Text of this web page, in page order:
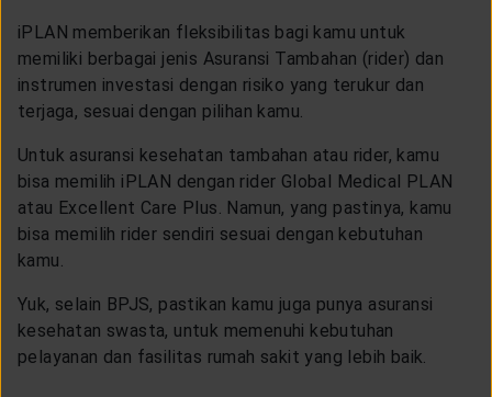
iPLAN memberikan fleksibilitas bagi kamu untuk
memiliki berbagai jenis Asuransi Tambahan (rider) dan
instrumen investasi dengan risiko yang terukur dan
terjaga, sesuai dengan pilihan kamu.
Untuk asuransi kesehatan tambahan atau rider, kamu
bisa memilih iPLAN dengan rider Global Medical PLAN
atau Excellent Care Plus. Namun, yang pastinya, kamu
bisa memilih rider sendiri sesuai dengan kebutuhan
kamu.
Yuk, selain BPJS, pastikan kamu juga punya asuransi
kesehatan swasta, untuk memenuhi kebutuhan
pelayanan dan fasilitas rumah sakit yang lebih baik.